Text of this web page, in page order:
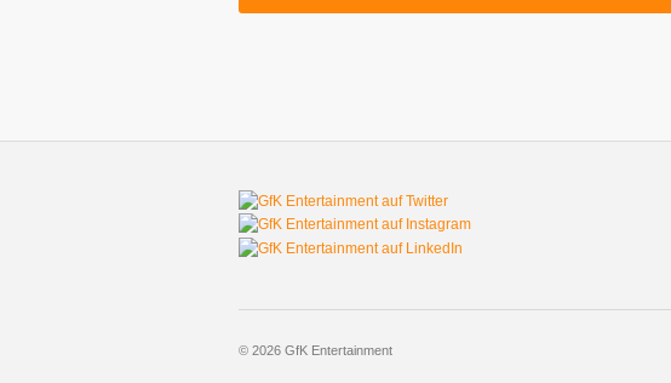
© 2026 GfK Entertainment